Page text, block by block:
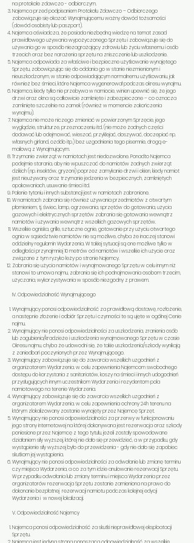
na protokole zdawczo - odbiorczym.
Najemca przed podpisaniem Protokołu Zdawczo – Odbiorczego
zobowiązuje się okazać Wynajmującemu ważny dowód tożsamości
(dowód osobisty lub paszport).
Najemca oświadcza, że posiada niezbędną wiedzę na temat zasad
prawidłowego używania wypożyczonego Sprzętu i zobowiązuje się do
używania go w sposób niezagrażający zdrowiu lub życiu własnemu i osób
trzecich oraz bez narażenia sprzętu na zniszczenie lub uszkodzenie.
Najemca odpowiada za właściwe i bezpieczne użytkowanie wynajętego
Sprzętu, zobowiązując się do oddania go w stanie niezmienionym i
nieuszkodzonym, w stanie odpowiadającym normalnemu użytkowaniu, jak
również bez śmieci, które Najemca wygenerował podczas okresu wynajmu.
Najemca, kiedy tylko nie przebywa w namiocie, winien upewnić się, że jego
drzwi oraz okna są całkowicie zamknięte i zabezpieczone – co oznacza
zamknięte szczelnie na zamek (również w momencie zakończenia
wynajmu).
Najemca nie może niczego zmieniać w powierzonym Sprzęcie, jego
wyglądzie, strukturze, przeznaczeniu itd. (nie może żadnych części
dodawać lub odejmować, wieszać, przyklejać, doszywać, doczepiać np.
własnych girland, ozdób itp.) bez uzgodnienia tego pisemnie, drogą e-
mailową z Wynajmującym.
Trzymanie zwierząt w namiotach jest niedozwolone. Ponadto Najemca
podejmie starania, aby nie wpuszczać do namiotów żadnych zwierząt
dzikich (np. insektów, gryzoni) poprzez zamykanie drzwi i okien, kiedy namiot
jest nieużywany oraz trzymanie jedzenia w bezpiecznych, zamkniętych
opakowaniach, usuwanie śmieci itd.
Palenie tytoniu i innych substancji jest w namiotach zabronione.
W namiotach zabrania się również używania przedmiotów z otwartym
płomieniem, tj. świec, lamp, ogrzewania, sprzętów do gotowania, użycia
gazowych i elektrycznych sprzętów zabrania się gotowania wewnątrz
namiotów i używania wewnątrz wszelkich gazowych sprzętów.
Wszelkie ogniska, grille, sztuczne ognie, gotowanie przy użyciu otwartego
ognia w sąsiedztwie namiotów nie są możliwe, chyba że inaczej stanowi
oddzielny regulamin Wydarzenia. W takiej sytuacji są one możliwe tylko w
odległości przynajmniej 10 metrów od namiotów i wszelkie ich użycie oraz
związane z tym ryzyko leży po stronie Najemcy.
Zabrania się użycia namiotów i wynajmowanego Sprzętu w celu innym niż
stanowi to umowa najmu, zabrania się ich podnajmowania osobom trzecim,
użyczania, wykorzystywania w sposób niezgodny z prawem.
IV. Odpowiedzialność Wynajmującego
Wynajmujący ponosi odpowiedzialność za prawidłową dostawę, rozłożenie,
a następnie złożenie i odbiór Sprzętu i czynności te są ujęte w ogólnej Cenie
najmu.
Wynajmujący nie ponosi odpowiedzialności za uszkodzenia, zranienia osób
lub zagubienia/kradzieże i uszkodzenia wynajmowanego Sprzętu w czasie
Okresu najmu, chyba że udowodni się, że takie uszkodzenia/szkody wynikają
z zaniedbań poczynionych przez Wynajmującego.
Wynajmujący zobowiązuje się do zawarcia wszelkich uzgodnień z
organizatorem Wydarzenia. w celu zapewnienia Najemcom swobodnego
dostępu do korzystania z sanitariatów, koszy na śmieci i innych udogodnień
przysługujących innym uczestnikom Wydarzenia i rezydentom pola
namiotowego na terenie Wydarzenia.
Wynajmujący zobowiązuje się do zawarcia wszelkich uzgodnień z
organizatorem Wydarzenia. w celu zapewnienia ochrony 24h terenu na
którym zlokalizowany zostanie wynajęty przez Najemcę Sprzęt.
Wynajmujący nie ponosi odpowiedzialności za przerwy w funkcjonowaniu
jego strony internetowej na której dokonywana jest rezerwacja oraz szkody
poniesione przez Najemcę z tego tytułu, jeżeli zostały spowodowane
działaniem siły wyższej, której nie dało się przewidzieć, a w przypadku, gdy
wystąpienie siły wyższej było do przewidzenia - gdy nie dało się zapobiec
skutkom jej wystąpienia.
Wynajmujący nie ponosi odpowiedzialności za odwołanie lub zmianę terminu
czy miejsca Wydarzenia, a co za tym idzie anulowanie rezerwacji Sprzętu.
W przypadku odwołania lub zmiany terminu i miejsca Wydarzenia przez
organizatorów rezerwacja Sprzętu zostanie zamieniona na prawo do
dokonanie bezpłatnej rezerwacji namiotu podczas kolejnej edycji
Wydarzenia i w nowej lokalizacji.
V. Odpowiedzialność Najemcy
Najemca ponosi odpowiedzialność za skutki nieprawidłowej eksploatacji
Sprzętu.